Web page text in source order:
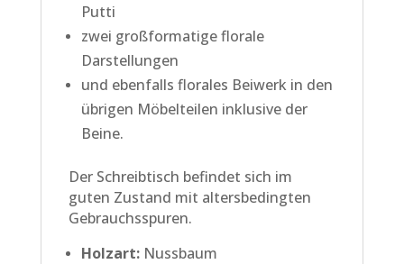
Putti
zwei großformatige florale
Darstellungen
und ebenfalls florales Beiwerk in den
übrigen Möbelteilen inklusive der
Beine.
Der Schreibtisch befindet sich im
guten Zustand mit altersbedingten
Gebrauchsspuren.
Holzart:Nussbaum